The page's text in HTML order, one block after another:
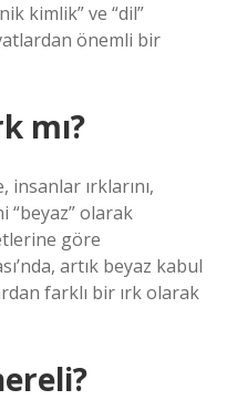
kimlik” ve “dil”
önemli bir
mı?
insanlar ırklarını,
“beyaz” olarak
göre
artık beyaz kabul
farklı bir ırk olarak